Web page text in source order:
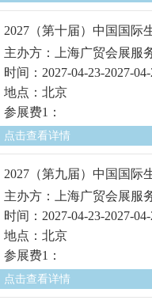
2027（第十届）中国国际
主办方：上海广贸会展服
时间：2027-04-23-2027-
地点：北京
参展费1：
点击查看详情
2027（第九届）中国国际
主办方：上海广贸会展服
时间：2027-04-23-2027-
地点：北京
参展费1：
点击查看详情